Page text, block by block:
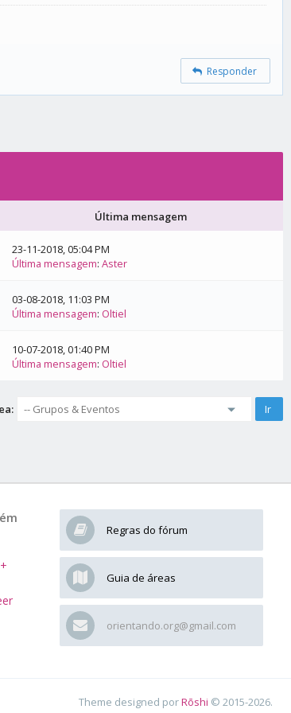
Responder
Última mensagem
23-11-2018, 05:04 PM
Última mensagem:Aster
03-08-2018, 11:03 PM
Última mensagem: Oltiel
10-07-2018, 01:40 PM
Última mensagem: Oltiel
Regras do fórum
Guia de áreas
orientando.org@gmail.com
Theme designed porRōshi © 2015-2026.